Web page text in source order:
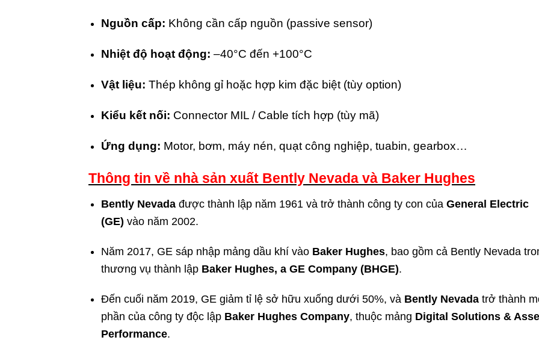
Nguồn cấp: Không cần cấp nguồn (passive sensor)
Nhiệt độ hoạt động: –40°C đến +100°C
Vật liệu: Thép không gỉ hoặc hợp kim đặc biệt (tùy option)
Kiểu kết nối: Connector MIL / Cable tích hợp (tùy mã)
Ứng dụng: Motor, bơm, máy nén, quạt công nghiệp, tuabin, gearbox…
Thông tin về nhà sản xuất Bently Nevada và Baker Hughes
Bently Nevadađược thành lập năm 1961 và trở thành công ty con của General Electric
(GE) vào năm 2002.
Năm 2017, GE sáp nhập mảng dầu khí vào Baker Hughes, bao gồm cả Bently Nevada
thương vụ thành lập Baker Hughes, a GE Company (BHGE).
Đến cuối năm 2019, GE giảm tỉ lệ sở hữu xuống dưới 50%, và Bently Nevadatrở thành
phần của công ty độc lập Baker Hughes Company, thuộc mảng Digital Solutions &
Performance.